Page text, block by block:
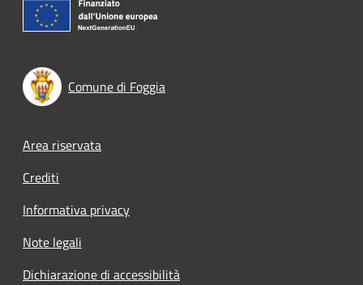
Comune di Foggia
Footer menu
Area riservata
Crediti
Informativa privacy
Note legali
Dichiarazione di accessibilità